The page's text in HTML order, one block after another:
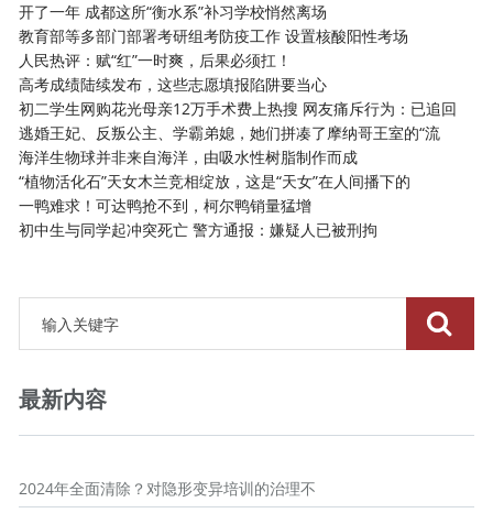
开了一年 成都这所“衡水系”补习学校悄然离场
教育部等多部门部署考研组考防疫工作 设置核酸阳性考场
人民热评：赋“红”一时爽，后果必须扛！
高考成绩陆续发布，这些志愿填报陷阱要当心
初二学生网购花光母亲12万手术费上热搜 网友痛斥行为：已追回
逃婚王妃、反叛公主、学霸弟媳，她们拼凑了摩纳哥王室的“流
海洋生物球并非来自海洋，由吸水性树脂制作而成
“植物活化石”天女木兰竞相绽放，这是“天女”在人间播下的
一鸭难求！可达鸭抢不到，柯尔鸭销量猛增
初中生与同学起冲突死亡 警方通报：嫌疑人已被刑拘
最新内容
2024年全面清除？对隐形变异培训的治理不